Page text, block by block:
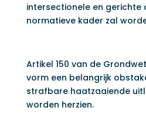
intersectionele en gerichte
normatieve kader zal
Artikel 150 van de
vorm een belangrijk
strafbare haatzaaiende
worden herzien.